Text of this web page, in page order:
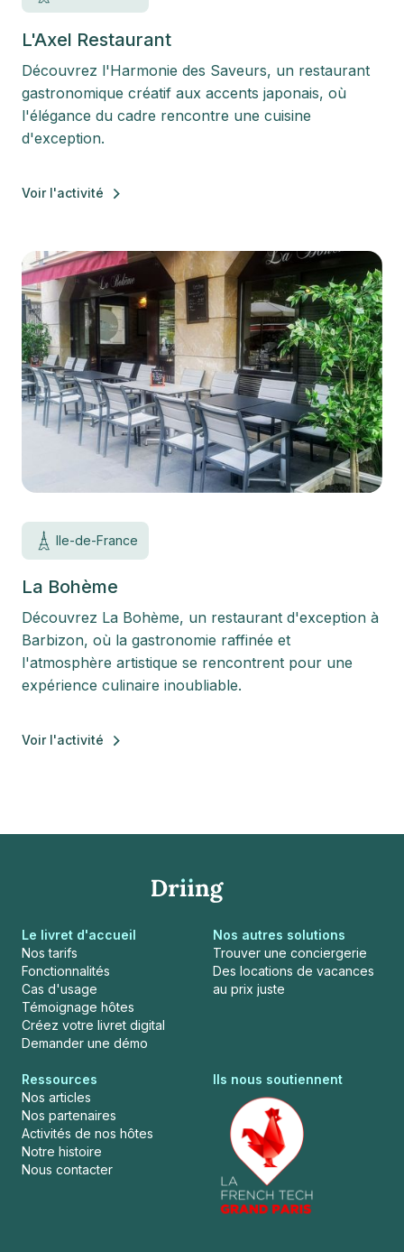
L'Axel Restaurant
Découvrez l'Harmonie des Saveurs, un restaurant
gastronomique créatif aux accents japonais, où
l'élégance du cadre rencontre une cuisine
d'exception.
Voir l'activité
Ile-de-France
La Bohème
Découvrez La Bohème, un restaurant d'exception à
Barbizon, où la gastronomie raffinée et
l'atmosphère artistique se rencontrent pour une
expérience culinaire inoubliable.
Voir l'activité
Le livret d'accueil
Nos tarifs
Fonctionnalités
Cas d'usage
Témoignage hôtes
Créez votre livret digital
Demander une démo
Nos autres solutions
Trouver une conciergerie
Des locations de vacances
au prix juste
Ressources
Nos articles
Nos partenaires
Activités de nos hôtes
Notre histoire
Nous contacter
Ils nous soutiennent